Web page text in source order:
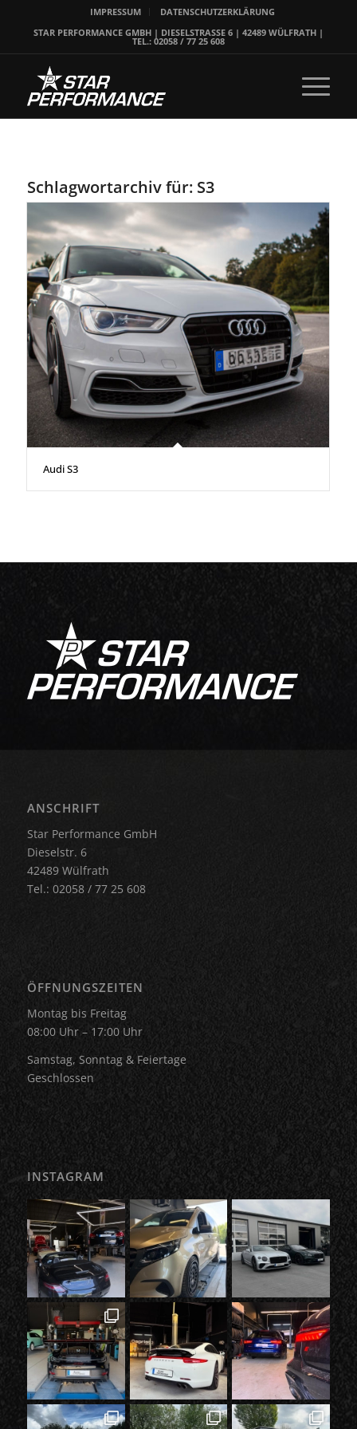
IMPRESSUM
DATENSCHUTZERKLÄRUNG
STAR PERFORMANCE GMBH | DIESELSTRASSE 6 | 42489 WÜLFRATH |
TEL.: 02058 / 77 25 608
Schlagwortarchiv für: S3
Audi S3
ANSCHRIFT
Star Performance GmbH
Dieselstr. 6
42489 Wülfrath
Tel.: 02058 / 77 25 608
ÖFFNUNGSZEITEN
Montag bis Freitag
08:00 Uhr – 17:00 Uhr
Samstag, Sonntag & Feiertage
Geschlossen
INSTAGRAM